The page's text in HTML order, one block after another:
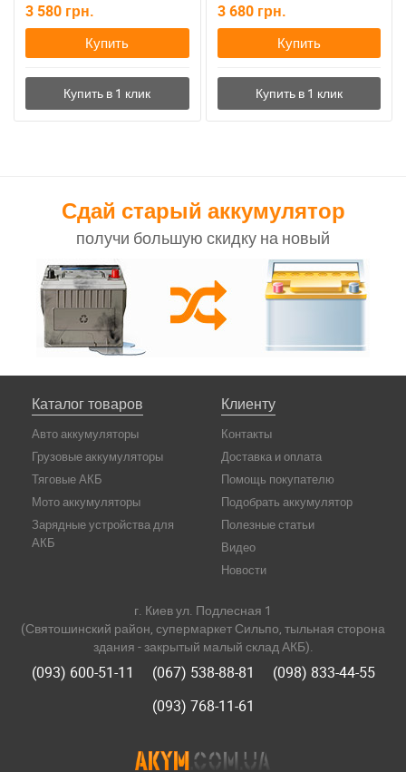
3 580 грн.
Купить
3 680 грн.
Купить
Сдай старый аккумулятор
получи большую скидку на новый
Каталог товаров
Авто аккумуляторы
Грузовые аккумуляторы
Тяговые АКБ
Мото аккумуляторы
Зарядные устройства для
АКБ
Клиенту
Контакты
Доставка и оплата
Помощь покупателю
Подобрать аккумулятор
Полезные статьи
Видео
Новости
г. Киев ул. Подлесная 1
(Святошинский район, супермаркет Сильпо, тыльная сторона
здания - закрытый малый склад АКБ).
(093) 600-51-11 (067) 538-88-81
(098) 833-44-55
(093) 768-11-61